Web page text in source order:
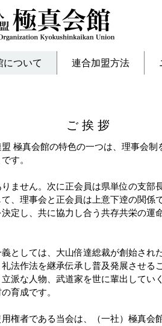
について 連合加盟方法
ご 挨 拶
盟 極真会館の特色の一つは、理事会
す。
りません。次に正会員は県単位の支部
、理事会と正会員は上意下逹の関係
定し、共に協力し合う共存共栄の運
としては、大山倍達総裁が創始され
法作法を継承伝承し普及発展させる
派な人物、武道家を世に輩出してい
育成です。
権者である当会は、（一社）極真会